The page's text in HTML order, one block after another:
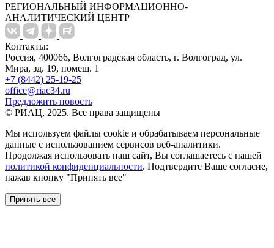
РЕГИОНАЛЬНЫЙ ИНФОРМАЦИОННО-
АНАЛИТИЧЕСКИЙ ЦЕНТР
Контакты:
Россия, 400066, Волгоградская область, г. Волгоград, ул.
Мира, зд. 19, помещ. 1
+7 (8442) 25-19-25
office@riac34.ru
Предложить новость
© РИАЦ, 2025. Все права защищены
Мы используем файлы сookie и обрабатываем персональные
данные с использованием сервисов веб-аналитики.
Продолжая использовать наш сайт, Вы соглашаетесь с нашей
политикой конфиденциальности. Подтвердите Ваше согласие,
нажав кнопку "Принять все"
Принять все